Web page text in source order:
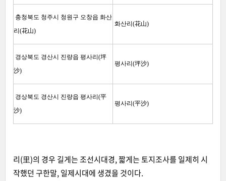
충청북도 청주시 청원구 오창읍 화산
리(花山)
화산리(花山)
경상북도 경산시 진량읍 평사리(坪
沙)
평사리(坪沙)
경상북도 경산시 진량읍 평사리(平
沙)
평사리(平沙)
리(里)의 경우 길게는 조선시대경, 짧게는 토지조사를 일제히 시
작했던 구한말, 일제시대에 생겼을 것이다.